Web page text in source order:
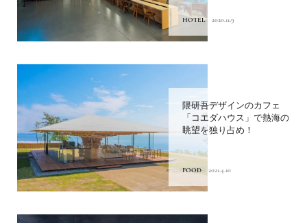
HOTEL 2020.11.9
隈研吾デザインのカフェ
「コエダハウス」で熱海の
眺望を独り占め！
FOOD 2021.4.10